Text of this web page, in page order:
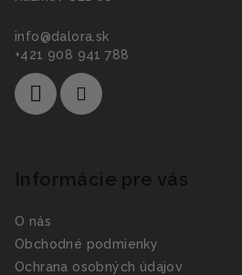
info@dalora.sk
+421 908 941 788
Informácie pre vás
O nás
Obchodné podmienky
Ochrana osobných údajov